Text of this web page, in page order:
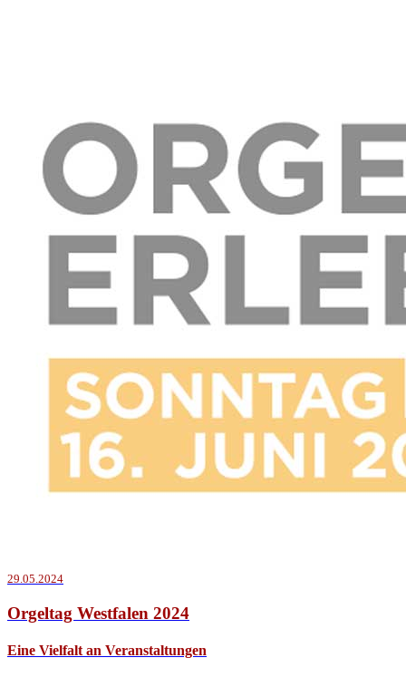
29.05.2024
Orgeltag Westfalen 2024
Eine Vielfalt an Veranstaltungen